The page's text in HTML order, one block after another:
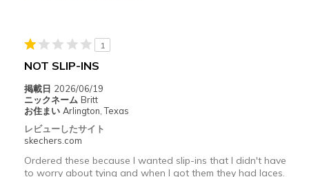
Squeaking noise when walking.
以下に最適
Casual Wear
Width
Sizing
View On Shoes
Shoes are for Wearing
1
NOT SLIP-INS
掲載日 2026/06/19
ニックネーム Britt
お住まい Arlington, Texas
レビューしたサイト
skechers.com
Ordered these because I wanted slip-ins that I didn't have
to worry about tying and when I got them they had laces.